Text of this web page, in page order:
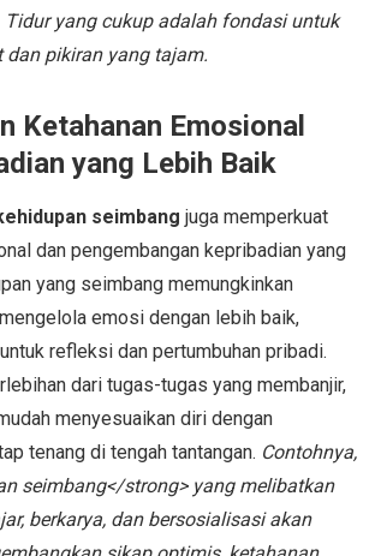
Tidur yang cukup adalah fondasi untuk
dan pikiran yang tajam.
Ketahanan Emosional
yang Lebih Baik
seimbang juga memperkuat
dan pengembangan kepribadian yang
yang seimbang memungkinkan
emosi dengan lebih baik,
refleksi dan pertumbuhan pribadi.
dari tugas-tugas yang membanjir,
menyesuaikan diri dengan
tenang di tengah tantangan. Contohnya,
seimbang</strong> yang melibatkan
berkarya, dan bersosialisasi akan